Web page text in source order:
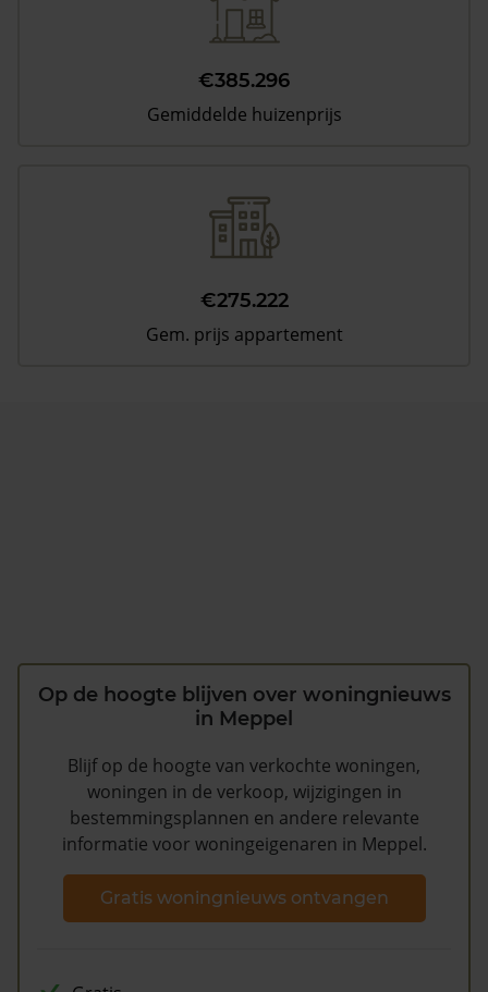
€385.296
Gemiddelde huizenprijs
€275.222
Gem. prijs appartement
Op de hoogte blijven over woningnieuws
in Meppel
Blijf op de hoogte van verkochte woningen,
woningen in de verkoop, wijzigingen in
bestemmingsplannen en andere relevante
informatie voor woningeigenaren in Meppel.
Gratis woningnieuws ontvangen